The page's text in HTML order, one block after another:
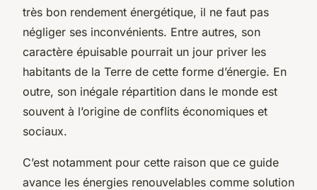
très bon rendement énergétique, il ne faut pas
négliger ses inconvénients. Entre autres, son
caractère épuisable pourrait un jour priver les
habitants de la Terre de cette forme d’énergie. En
outre, son inégale répartition dans le monde est
souvent à l’origine de conflits économiques et
sociaux.
C’est notamment pour cette raison que ce guide
avance les énergies renouvelables comme solution